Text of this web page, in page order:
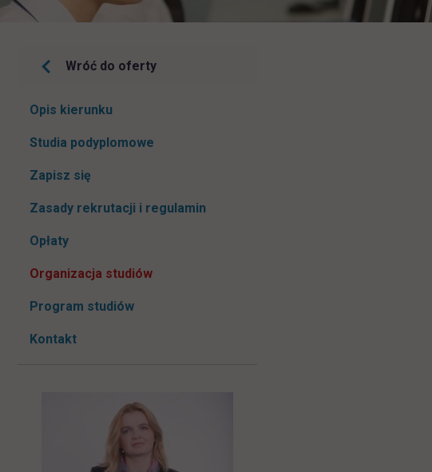
Wróć do oferty
Pomiń
Opis kierunku
Studia podyplomowe
Zapisz się
Zasady rekrutacji i regulamin
Opłaty
Organizacja studiów
Program studiów
Kontakt